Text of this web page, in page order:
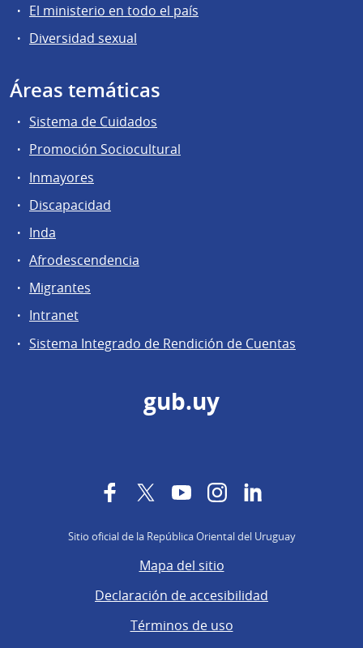
El ministerio en todo el país
Diversidad sexual
Áreas temáticas
Sistema de Cuidados
Promoción Sociocultural
Inmayores
Discapacidad
Inda
Afrodescendencia
Migrantes
Intranet
Sistema Integrado de Rendición de Cuentas
gub.uy
FacebookTwitterYouTubeInstagram
Sitio oficial de la República Oriental del Uruguay
Mapa del sitio
Declaración de accesibilidad
Términos de uso